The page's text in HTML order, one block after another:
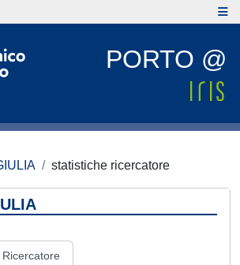
PORTO @
statistiche ricercatore